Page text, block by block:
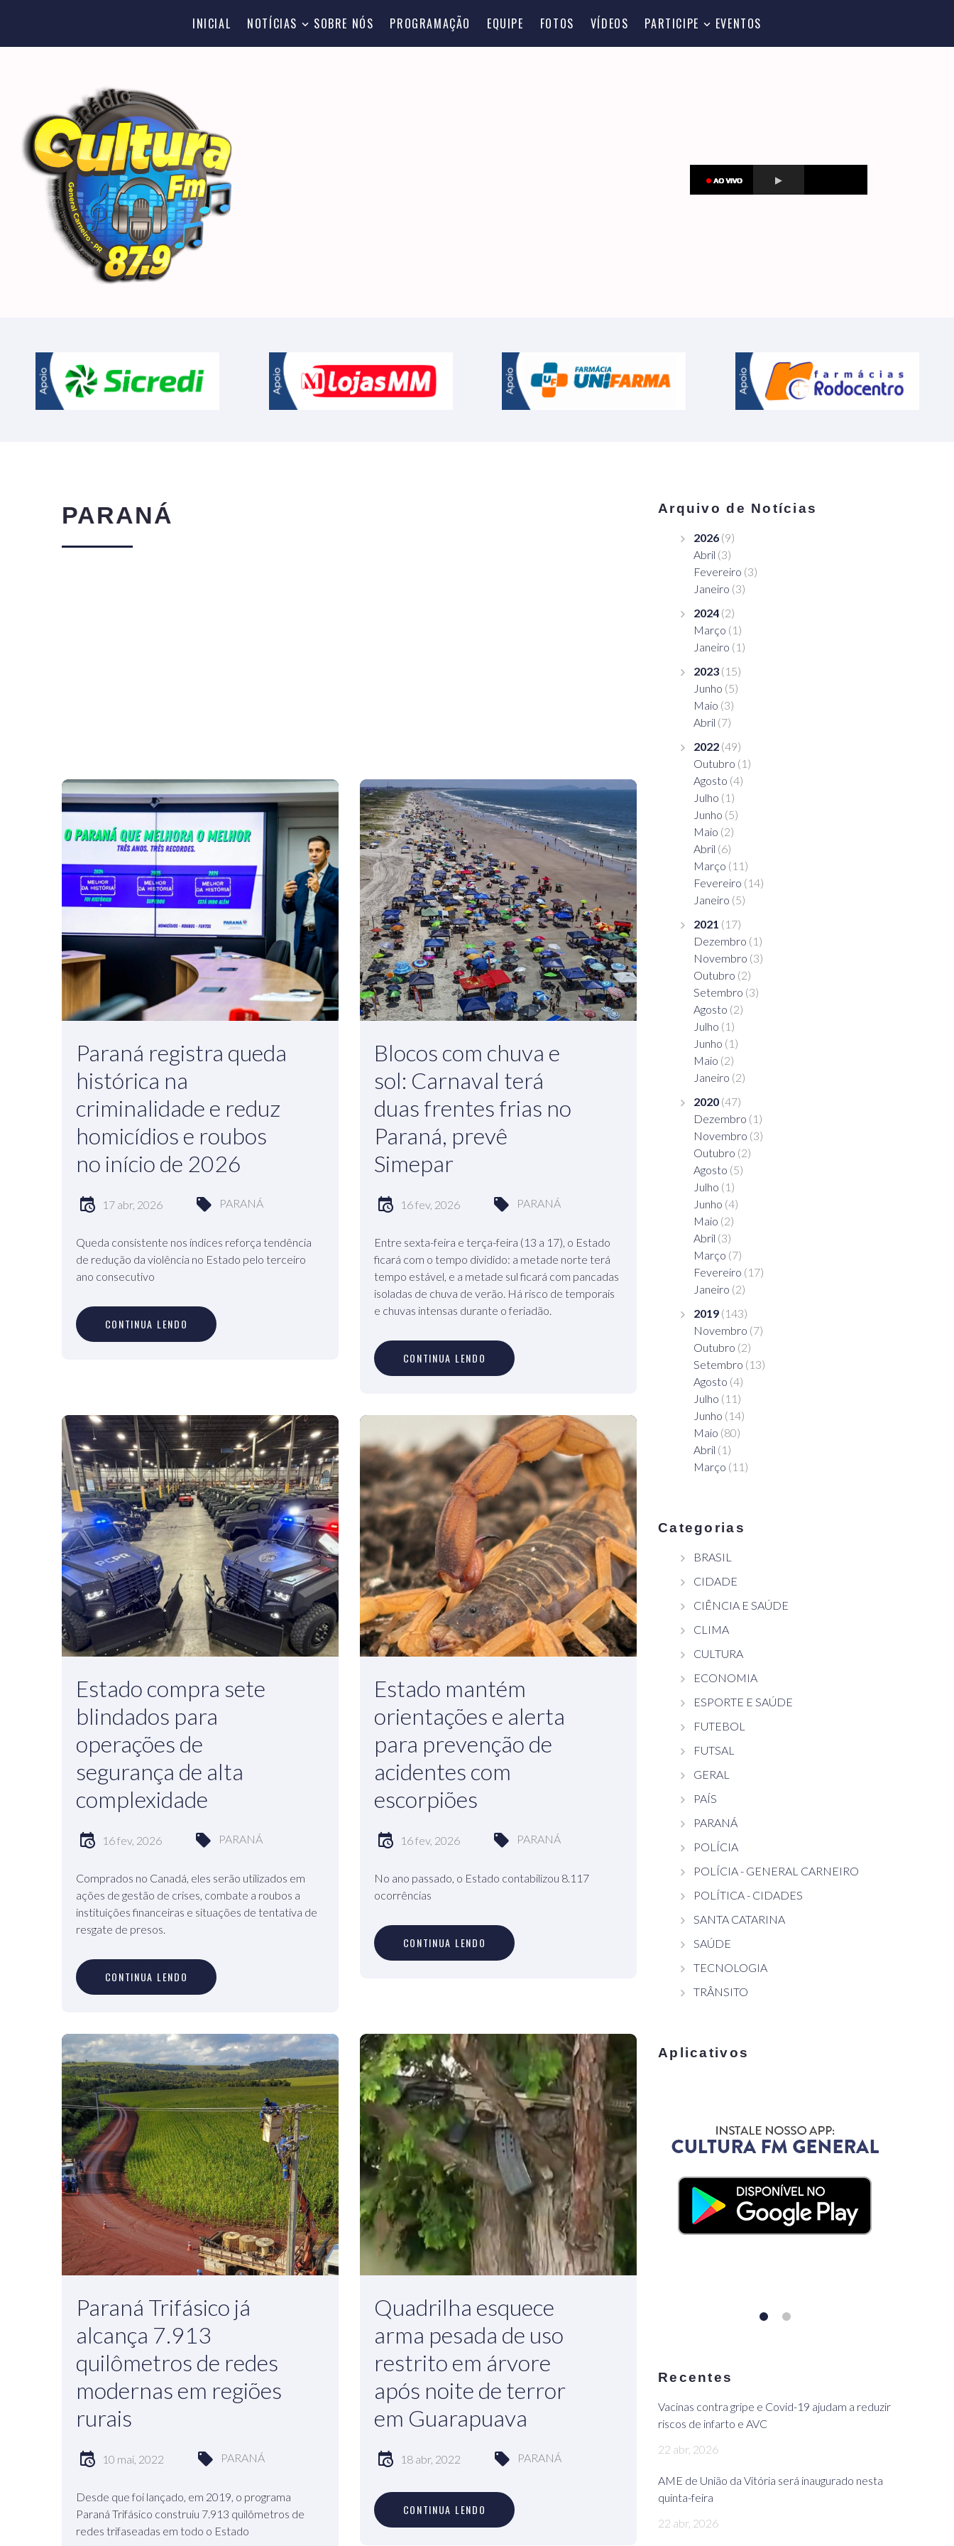
INICIAL NOTÍCIAS SOBRE NÓS PROGRAMAÇÃO EQUIPE FOTOS VÍDEOS PARTICIPE EVENTOS
PARANÁ
Paraná registra queda
histórica na
criminalidade e reduz
homicídios e roubos
no início de 2026
17 abr, 2026 PARANÁ
Queda consistente nos índices reforça tendência
de redução da violência no Estado pelo terceiro
ano consecutivo
CONTINUA LENDO
Blocos com chuva e
sol: Carnaval terá
duas frentes frias no
Paraná, prevê
Simepar
16 fev, 2026 PARANÁ
Entre sexta-feira e terça-feira (13 a 17), o Estado
ficará com o tempo dividido: a metade norte terá
tempo estável, e a metade sul ficará com pancadas
isoladas de chuva de verão. Há risco de temporais
e chuvas intensas durante o feriadão.
CONTINUA LENDO
Estado compra sete
blindados para
operações de
segurança de alta
complexidade
16 fev, 2026 PARANÁ
Comprados no Canadá, eles serão utilizados em
ações de gestão de crises, combate a roubos a
instituições financeiras e situações de tentativa de
resgate de presos.
CONTINUA LENDO
Estado mantém
orientações e alerta
para prevenção de
acidentes com
escorpiões
16 fev, 2026 PARANÁ
No ano passado, o Estado contabilizou 8.117
ocorrências
CONTINUA LENDO
Paraná Trifásico já
alcança 7.913
quilômetros de redes
modernas em regiões
rurais
10 mai, 2022 PARANÁ
Desde que foi lançado, em 2019, o programa
Paraná Trifásico construiu 7.913 quilômetros de
redes trifaseadas em todo o Estado
Quadrilha esquece
arma pesada de uso
restrito em árvore
após noite de terror
em Guarapuava
18 abr, 2022 PARANÁ
CONTINUA LENDO
Arquivo de Notícias
2026 (9)
Abril (3)
Fevereiro (3)
Janeiro (3)
2024 (2)
Março (1)
Janeiro (1)
2023 (15)
Junho (5)
Maio (3)
Abril (7)
2022 (49)
Outubro (1)
Agosto (4)
Julho (1)
Junho (5)
Maio (2)
Abril (6)
Março (11)
Fevereiro (14)
Janeiro (5)
2021 (17)
Dezembro (1)
Novembro (3)
Outubro (2)
Setembro (3)
Agosto (2)
Julho (1)
Junho (1)
Maio (2)
Janeiro (2)
2020 (47)
Dezembro (1)
Novembro (3)
Outubro (2)
Agosto (5)
Julho (1)
Junho (4)
Maio (2)
Abril (3)
Março (7)
Fevereiro (17)
Janeiro (2)
2019 (143)
Novembro (7)
Outubro (2)
Setembro (13)
Agosto (4)
Julho (11)
Junho (14)
Maio (80)
Abril (1)
Março (11)
Categorias
BRASIL
CIDADE
CIÊNCIA E SAÚDE
CLIMA
CULTURA
ECONOMIA
ESPORTE E SAÚDE
FUTEBOL
FUTSAL
GERAL
PAÍS
PARANÁ
POLÍCIA
POLÍCIA - GENERAL CARNEIRO
POLÍTICA - CIDADES
SANTA CATARINA
SAÚDE
TECNOLOGIA
TRÂNSITO
Aplicativos
Recentes
Vacinas contra gripe e Covid-19 ajudam a reduzir
riscos de infarto e AVC
22 abr, 2026
AME de União da Vitória será inaugurado nesta
quinta-feira
22 abr, 2026